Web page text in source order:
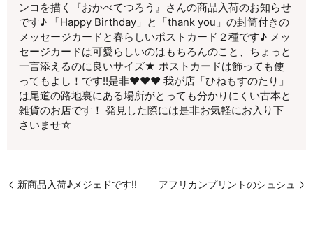
ンコを描く『おかべてつろう』さんの商品入荷のお知らせ
です♪ 「Happy Birthday」と「thank you」の封筒付きの
メッセージカードと春らしいポストカード２種です♪ メッ
セージカードは可愛らしいのはもちろんのこと、ちょっと
一言添えるのに良いサイズ★ ポストカードは飾っても使
ってもよし！です!!是非♥♥♥ 我が店「ひねもすのたり」
は尾道の路地裏にある場所がとっても分かりにくい古本と
雑貨のお店です！ 発見した際には是非お気軽にお入り下
さいませ☆
新商品入荷♪メジェドです!! アフリカンプリントのシュシュ